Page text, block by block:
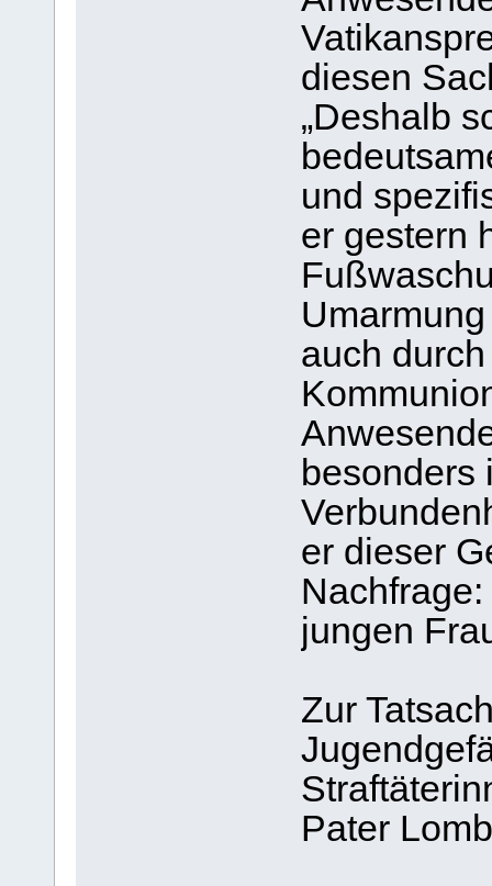
diesen
„Deshalb
und
er gestern
auch
besonders
er dieser
jungen
Zur
Pater